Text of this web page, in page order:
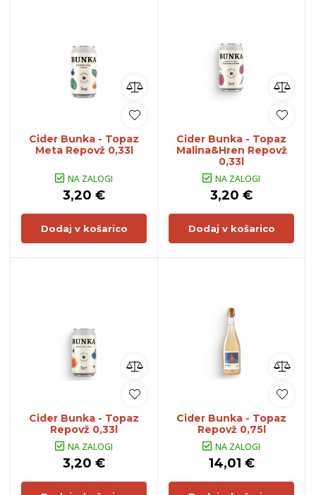
Cider Bunka - Topaz
Meta Repovž 0,33l
NA ZALOGI
3,20 €
Dodaj v košarico
Cider Bunka - Topaz
Malina&Hren Repovž
0,33l
NA ZALOGI
3,20 €
Dodaj v košarico
Cider Bunka - Topaz
Repovž 0,33l
NA ZALOGI
3,20 €
Cider Bunka - Topaz
Repovž 0,75l
NA ZALOGI
14,01 €